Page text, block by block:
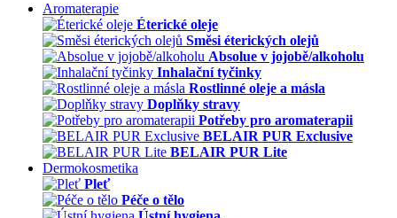
Aromaterapie
Éterické oleje
Směsi éterických olejů
Absolue v jojobě/alkoholu
Inhalační tyčinky
Rostlinné oleje a másla
Doplňky stravy
Potřeby pro aromaterapii
BELAIR PUR Exclusive
BELAIR PUR Lite
Dermokosmetika
Pleť
Péče o tělo